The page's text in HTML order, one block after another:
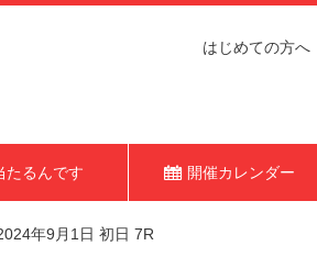
はじめての方へ
たるんです 開催カレンダー
年9月1日 初日 7R